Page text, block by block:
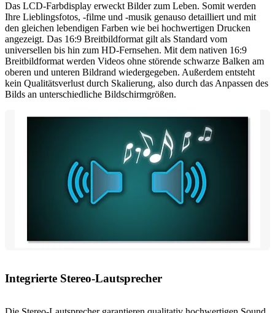
Das LCD-Farbdisplay erweckt Bilder zum Leben. Somit werden
Ihre Lieblingsfotos, -filme und -musik genauso detailliert und mit
den gleichen lebendigen Farben wie bei hochwertigen Drucken
angezeigt. Das 16:9 Breitbildformat gilt als Standard vom
universellen bis hin zum HD-Fernsehen. Mit dem nativen 16:9
Breitbildformat werden Videos ohne störende schwarze Balken am
oberen und unteren Bildrand wiedergegeben. Außerdem entsteht
kein Qualitätsverlust durch Skalierung, also durch das Anpassen des
Bilds an unterschiedliche Bildschirmgrößen.
Integrierte Stereo-Lautsprecher